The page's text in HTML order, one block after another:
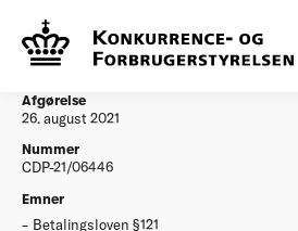
Afgørelser
A/S
Afgørelse
26. august 2021
Nummer
CDP-21/06446
Emner
Betalingsloven §121